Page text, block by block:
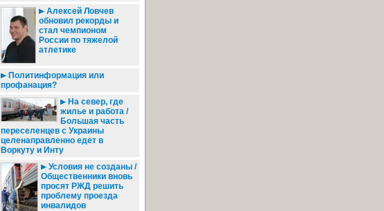
Алексей Ловчев
обновил рекорды и
стал чемпионом
России по тяжелой
атлетике
Политинформация или
профанация?
На север, где
жилье и работа /
Большая часть
переселенцев с Украины
целенаправленно едет в
Воркуту и Инту
Условия не созданы /
Общественники вновь
просят РЖД решить
проблему проезда
инвалидов